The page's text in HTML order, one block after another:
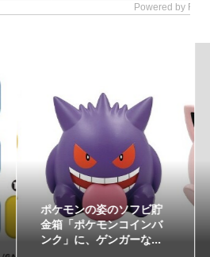
8月7日より事前抽選開
始！ 高知県にて「N響メ
ンバーによるポケモン...